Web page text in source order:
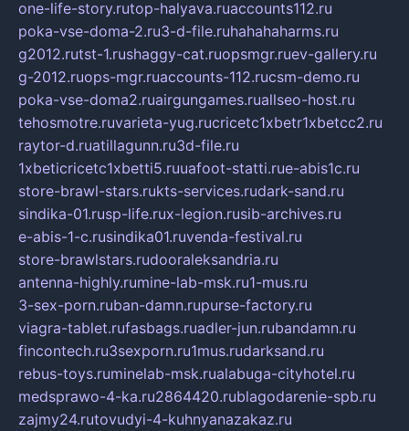
one-life-story.rutop-halyava.ruaccounts112.ru
poka-vse-doma-2.ru3-d-file.ruhahahaharms.ru
g2012.rutst-1.rushaggy-cat.ruopsmgr.ruev-gallery.ru
g-2012.ruops-mgr.ruaccounts-112.rucsm-demo.ru
poka-vse-doma2.ruairgungames.ruallseo-host.ru
tehosmotre.ruvarieta-yug.rucricetc1xbetr1xbetcc2.ru
raytor-d.ruatillagunn.ru3d-file.ru
1xbeticricetc1xbetti5.ruuafoot-statti.rue-abis1c.ru
store-brawl-stars.rukts-services.rudark-sand.ru
sindika-01.rusp-life.rux-legion.rusib-archives.ru
e-abis-1-c.rusindika01.ruvenda-festival.ru
store-brawlstars.rudooraleksandria.ru
antenna-highly.rumine-lab-msk.ru1-mus.ru
3-sex-porn.ruban-damn.rupurse-factory.ru
viagra-tablet.rufasbags.ruadler-jun.rubandamn.ru
fincontech.ru3sexporn.ru1mus.rudarksand.ru
rebus-toys.ruminelab-msk.rualabuga-cityhotel.ru
medsprawo-4-ka.ru2864420.rublagodarenie-spb.ru
zajmy24.rutovudyi-4-kuhnyanazakaz.ru